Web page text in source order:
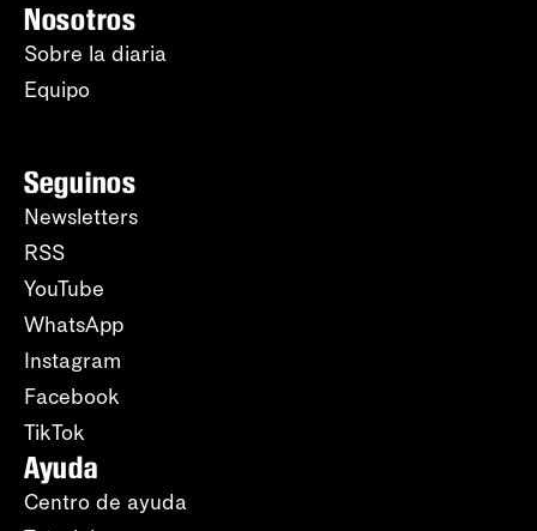
Nosotros
Sobre la diaria
Equipo
Seguinos
Newsletters
RSS
YouTube
WhatsApp
Instagram
Facebook
TikTok
Ayuda
Centro de ayuda